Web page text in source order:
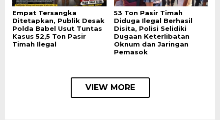
Empat Tersangka
Ditetapkan, Publik Desak
Polda Babel Usut Tuntas
Kasus 52,5 Ton Pasir
Timah Ilegal
53 Ton Pasir Timah
Diduga Ilegal Berhasil
Disita, Polisi Selidiki
Dugaan Keterlibatan
Oknum dan Jaringan
Pemasok
VIEW MORE